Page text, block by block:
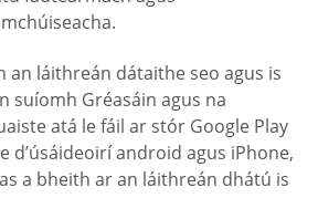
an láithreán dátaithe seo agus is
suíomh Gréasáin agus na
atá le fáil ar stór Google Play
d’úsáideoirí android agus iPhone,
a bheith ar an láithreán dhátú is